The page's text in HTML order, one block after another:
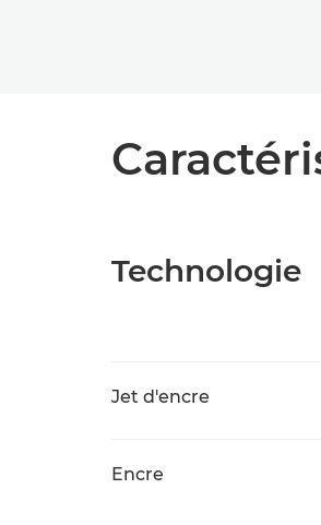
Technologie
Jet d'encre
Encre